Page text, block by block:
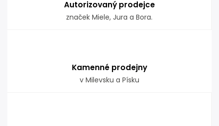
Autorizovaný prodejce
značek Miele, Jura a Bora.
Kamenné prodejny
v Milevsku a Písku